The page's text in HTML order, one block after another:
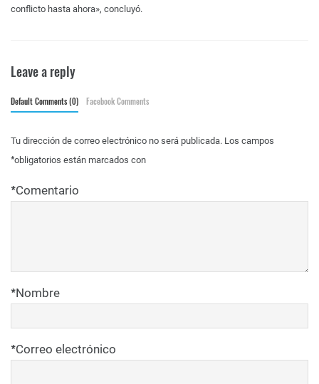
conflicto hasta ahora», concluyó.
Leave a reply
Default Comments (0) Facebook Comments
Tu dirección de correo electrónico no será publicada. Los campos
obligatorios están marcados con
*
Comentario
*
Nombre
*
Correo electrónico
*